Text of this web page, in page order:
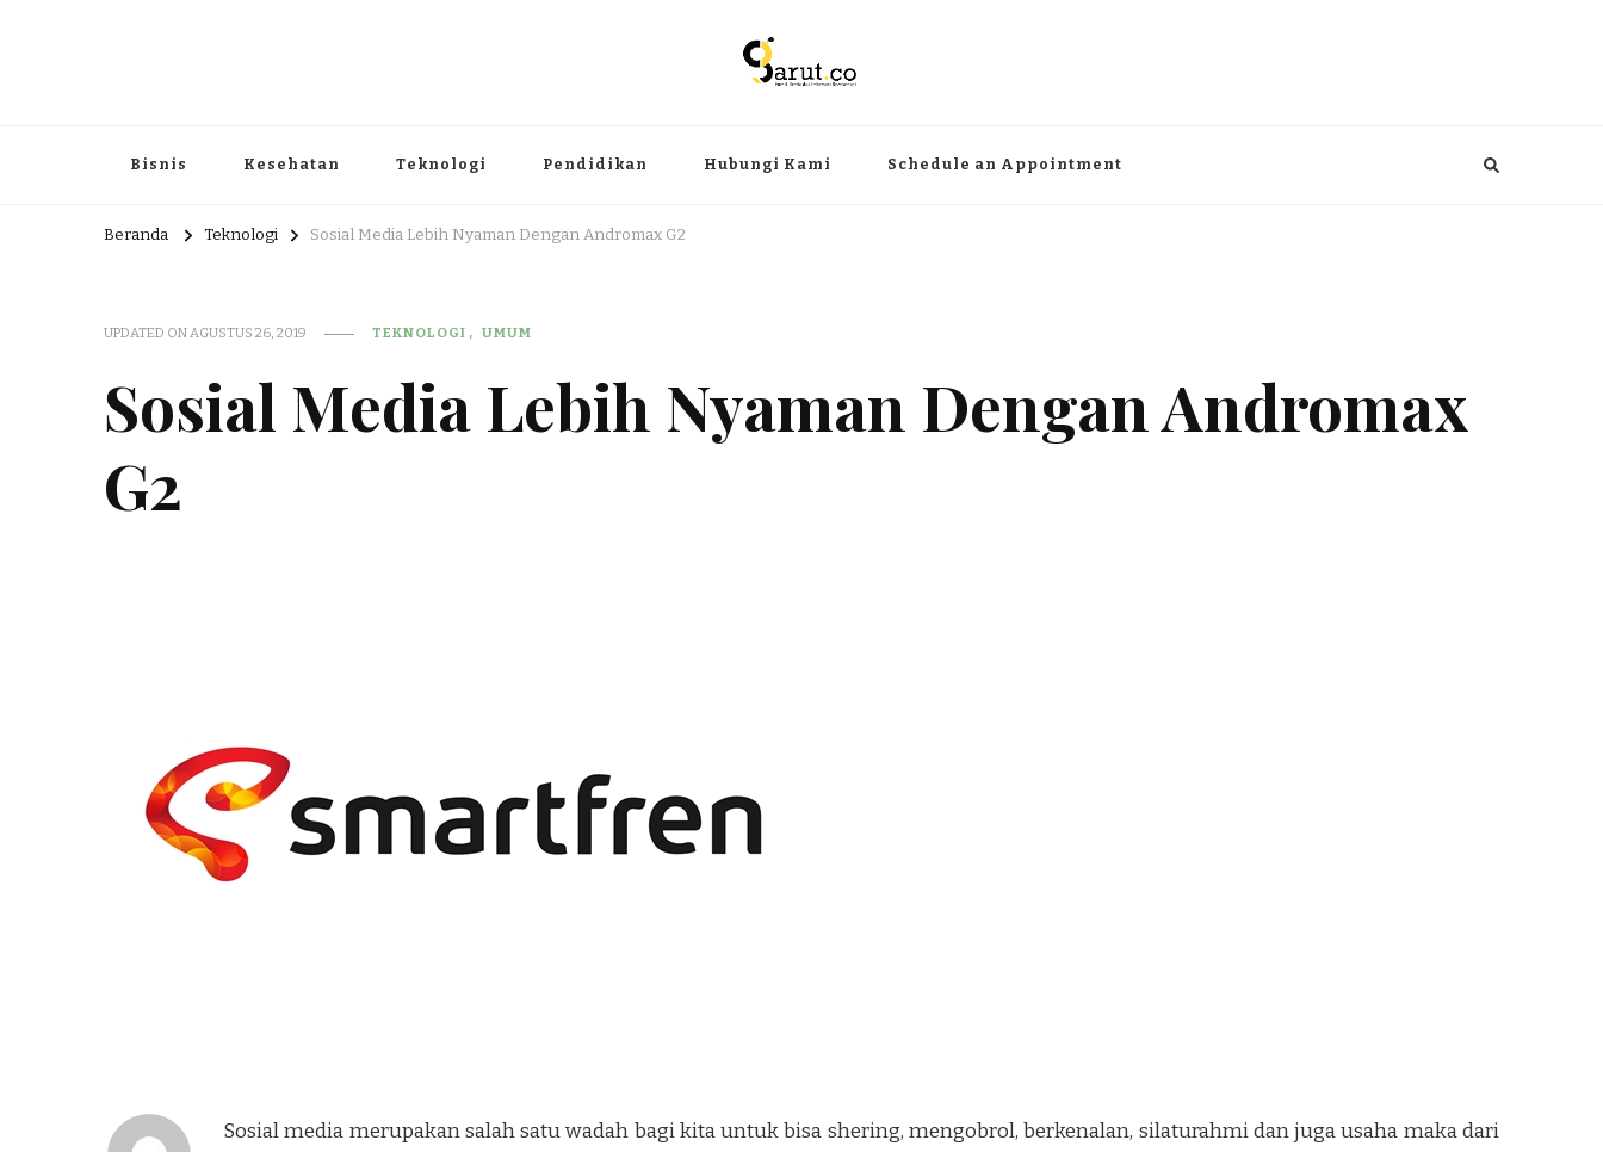
Bisnis Kesehatan Teknologi Pendidikan Hubungi Kami Schedule an Appointment
Beranda Teknologi Sosial Media Lebih Nyaman Dengan Andromax G2
UPDATED ONAGUSTUS 26, 2019 TEKNOLOGI UMUM
Sosial Media Lebih Nyaman Dengan Andromax
G2
Sosial media merupakan salah satu wadah bagi kita untuk bisa shering, mengobrol, berkenalan, silaturahmi dan juga usaha maka dari